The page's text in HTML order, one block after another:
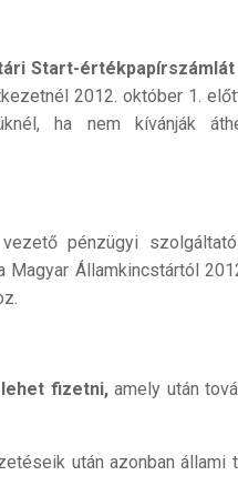
Start-
2012. október 1.
ha nem kívánják
pénzügyi
Magyar Államkincstártól
fizetni,amely után
után azonban állami